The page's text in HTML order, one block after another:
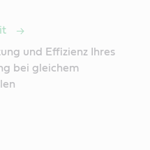
und Effizienz Ihres
bei gleichem